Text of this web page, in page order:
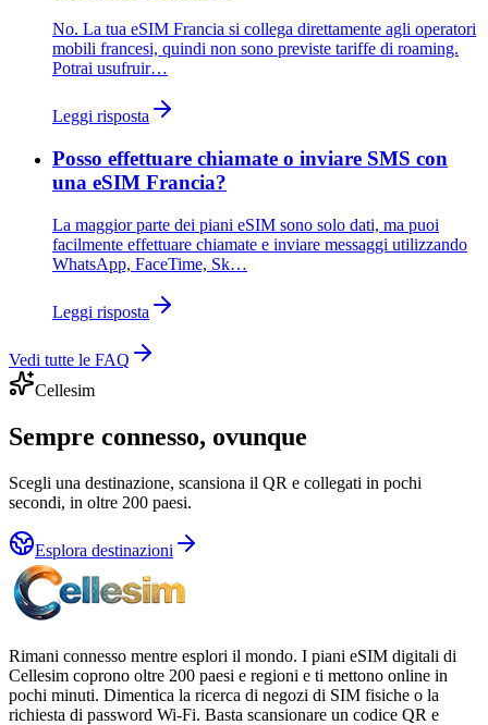
No. La tua eSIM Francia si collega direttamente agli operatori
mobili francesi, quindi non sono previste tariffe di roaming.
Potrai usufruir…
Leggi risposta
Posso effettuare chiamate o inviare SMS con
una eSIM Francia?
La maggior parte dei piani eSIM sono solo dati, ma puoi
facilmente effettuare chiamate e inviare messaggi utilizzando
WhatsApp, FaceTime, Sk…
Leggi risposta
Vedi tutte le FAQ
Cellesim
Sempre connesso, ovunque
Scegli una destinazione, scansiona il QR e collegati in pochi
secondi, in oltre 200 paesi.
Esplora destinazioni
Rimani connesso mentre esplori il mondo. I piani eSIM digitali di
Cellesim coprono oltre 200 paesi e regioni e ti mettono online in
pochi minuti. Dimentica la ricerca di negozi di SIM fisiche o la
richiesta di password Wi-Fi. Basta scansionare un codice QR e